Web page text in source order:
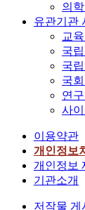
의
유관기관
교
국
국
국
연
사
이용약관
개인정보
개인정보
기관소개
저작물 게